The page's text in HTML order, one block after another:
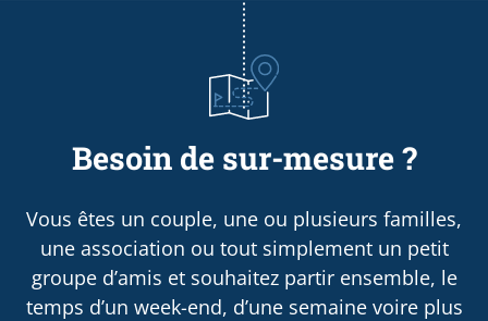
Besoin de sur-mesure ?
Vous êtes un couple, une ou plusieurs familles,
une association ou tout simplement un petit
groupe d’amis et souhaitez partir ensemble, le
temps d’un week-end, d’une semaine voire plus